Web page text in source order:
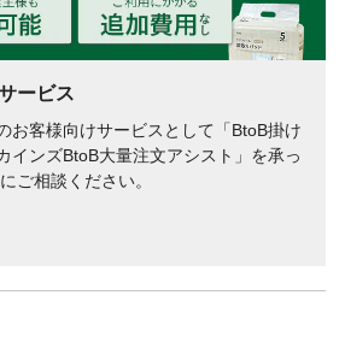
ービス
お客様向けサービスとして「BtoB掛け
インズBtoB大量注文アシスト」を承っ
ご相談ください。